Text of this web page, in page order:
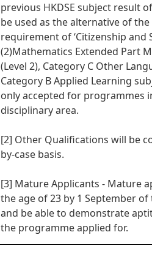
previous HKDSE subject result
be used as the alternative of
requirement of ‘Citizenship and
(2)Mathematics Extended Part
(Level 2), Category C Other
Category B Applied Learning
only accepted for programmes
disciplinary area.
[2] Other Qualifications will be
by-case basis.
[3] Mature Applicants - Mature
the age of 23 by 1 September
and be able to demonstrate
the programme applied for.